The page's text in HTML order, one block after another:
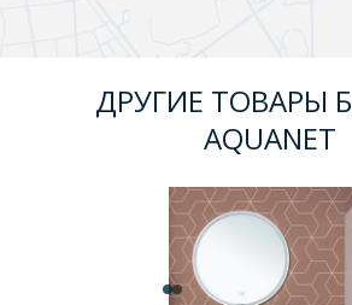
ДРУГИЕ ТОВАРЫ
AQUANET